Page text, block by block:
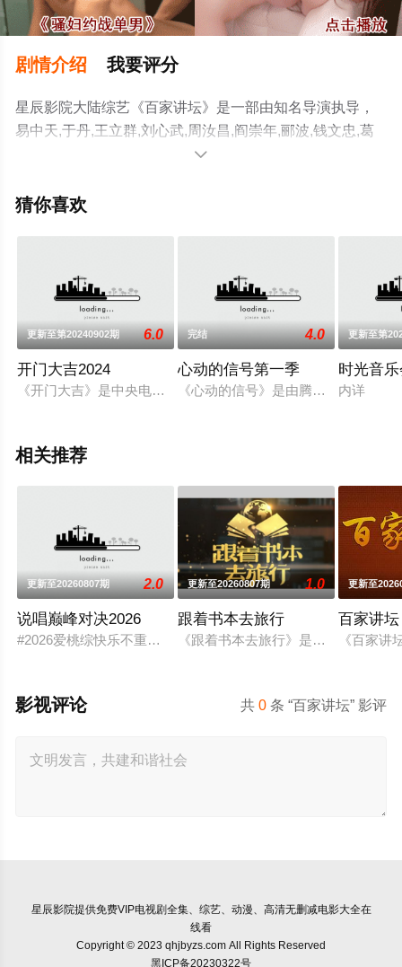
剧情介绍 我要评分
星辰影院大陆综艺《百家讲坛》是一部由知名导演执导，
易中天,于丹,王立群,刘心武,周汝昌,阎崇年,郦波,钱文忠,葛
剑雄,蒙曼,纪连海,赵晓岚,马未都,袁腾飞,周国平,孔庆东,鲍
费观看高清未删减完整版综艺节目就上星辰电影院，更多

猜你喜欢
更新至第20240902期 6.0
开门大吉2024
《开门大吉》是中央电视台全新推出的大型益智游戏类综艺节
完结 4.0
心动的信号第一季
《心动的信号》是由腾讯视频推出
更新至第
时光音
内详
相关推荐
更新至20260807期 2.0
说唱巅峰对决2026
#2026爱桃综快乐不重样# #说唱十周年巅峰对决#全新升级归来
更新至20260807期 1.0
跟着书本去旅行
《跟着书本去旅行》是一档体验式
更新至
百家讲坛
《百家讲
共0 条 “百家讲坛” 影评
影视评论
星辰影院提供免费VIP电视剧全集、综艺、动漫、高清无删减电影大全在
线看
Copyright © 2023 qhjbyzs.com All Rights Reserved
黑ICP备20230322号